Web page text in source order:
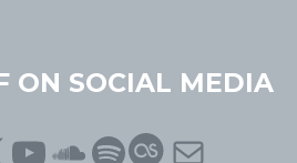
ON SOCIAL MEDIA
YouTube
SoundCloud
Spotify
Last.fm
Mail